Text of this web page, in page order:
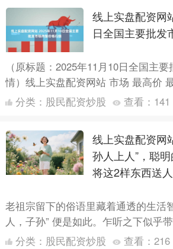
线上实盘配资网
日全国主要批发
（原标题：2025年11月10日全国主
情）线上实盘配资网站 市场 最高价
万邦国际农产品物流股份有限公司
分类： 股民配资炒股 查看： 141
线上实盘配资网
孙人上人”，聪
将这2样东西送
老祖宗留下的俗语里藏着通透的生活
人，子孙” 便是如此。乍听之下似乎
盘配资网站，实则是先辈在人情世故
分类： 股民配资炒股 查看： 216